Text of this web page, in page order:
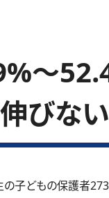
～
びな
の子どもの保護者